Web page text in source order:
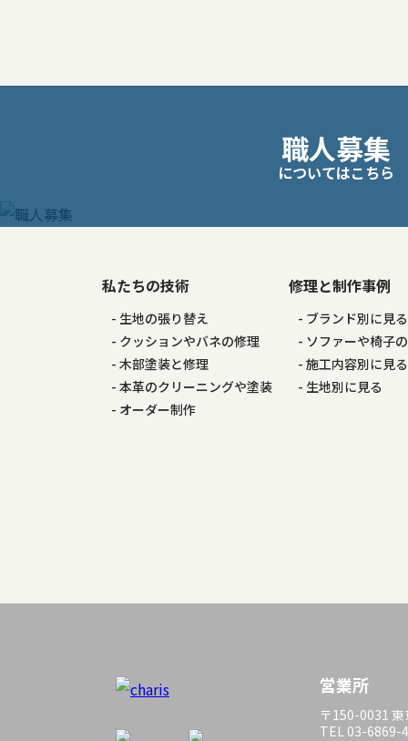
ョ
ン
職人募集
についてはこちら
私たちの技術
生地の張り替え
クッションやバネの修理
木部塗装と修理
本革のクリーニングや塗装
オーダー制作
修理と制作事例
ブランド別に見る
ソファーや椅子
施工内容別に見る
生地別に見る
営業所
〒150-0031
TEL 03-6869-